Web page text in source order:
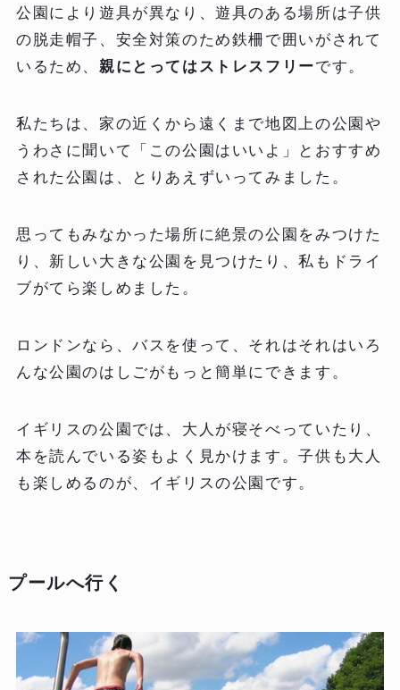
公園により遊具が異なり、遊具のある場所は子供
の脱走帽子、安全対策のため鉄柵で囲いがされて
いるため、 親にとってはストレスフリーです。
私たちは、家の近くから遠くまで地図上の公園や
うわさに聞いて「この公園はいいよ」とおすすめ
された公園は、とりあえずいってみました。
思ってもみなかった場所に絶景の公園をみつけた
り、新しい大きな公園を見つけたり、私もドライ
ブがてら楽しめました。
ロンドンなら、バスを使って、それはそれはいろ
んな公園のはしごがもっと簡単にできます。
イギリスの公園では、大人が寝そべっていたり、
本を読んでいる姿もよく見かけます。子供も大人
も楽しめるのが、イギリスの公園です。
プールへ行く